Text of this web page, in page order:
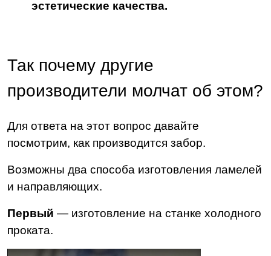
эстетические качества.
Так почему другие
производители молчат об этом?
Для ответа на этот вопрос давайте
посмотрим, как производится забор.
Возможны два способа изготовления ламелей
и направляющих.
Первый — изготовление на станке холодного
проката.